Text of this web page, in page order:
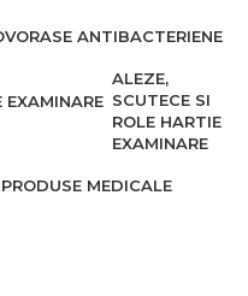
ANTIBACTERIENE
ALEZE,
SCUTECE SI
ROLE HARTIE
EXAMINARE
MEDICALE